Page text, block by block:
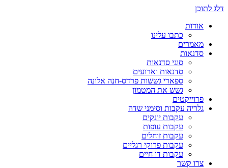
דלג לתוכן
אודות
כתבו עלינו
מאמרים
סדנאות
סוגי סדנאות
סדנאות וארועים
ספארי גששות פרדס-חנה אלונה
גשש את המטמון
פרוייקטים
גלריה עקבות וסימני שדה
עקבות יונקים
עקבות עופות
עקבות זוחלים
עקבות פרוקי רגליים
עקבות דו חיים
צרו קשר